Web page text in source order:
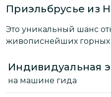
Приэльбрусье из
Это уникальный шанс
живописнейших горных
Индивидуальная
на машине гида